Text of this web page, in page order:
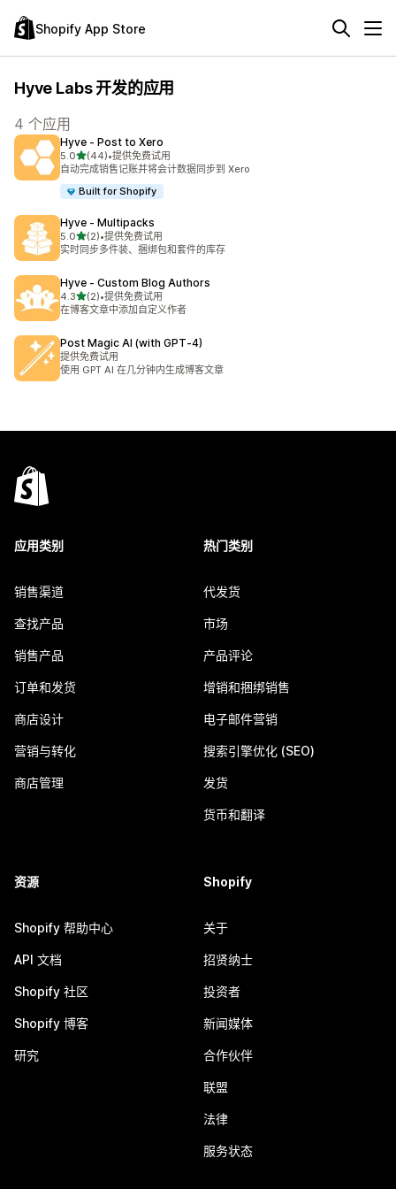
Shopify App Store
Hyve Labs 开发的应用
4 个应用
Hyve ‑ Post to Xero
5.0星（满分 5 星）
(44)
总共 44 条评论
•提供免费试用
自动完成销售记账并将会计数据同步到 Xero
Built for Shopify
Hyve ‑ Multipacks
5.0星（满分 5 星）
(2)
总共 2 条评论
•提供免费试用
实时同步多件装、捆绑包和套件的库存
Hyve ‑ Custom Blog Authors
4.3星（满分 5 星）
(2)
总共 2 条评论
•提供免费试用
在博客文章中添加自定义作者
Post Magic AI (with GPT‑4)
提供免费试用
使用 GPT AI 在几分钟内生成博客文章
应用类别
销售渠道
查找产品
销售产品
订单和发货
商店设计
营销与转化
商店管理
热门类别
代发货
市场
产品评论
增销和捆绑销售
电子邮件营销
搜索引擎优化 (SEO)
发货
货币和翻译
资源
Shopify 帮助中心
API 文档
Shopify 社区
Shopify 博客
研究
Shopify
关于
招贤纳士
投资者
新闻媒体
合作伙伴
联盟
法律
服务状态